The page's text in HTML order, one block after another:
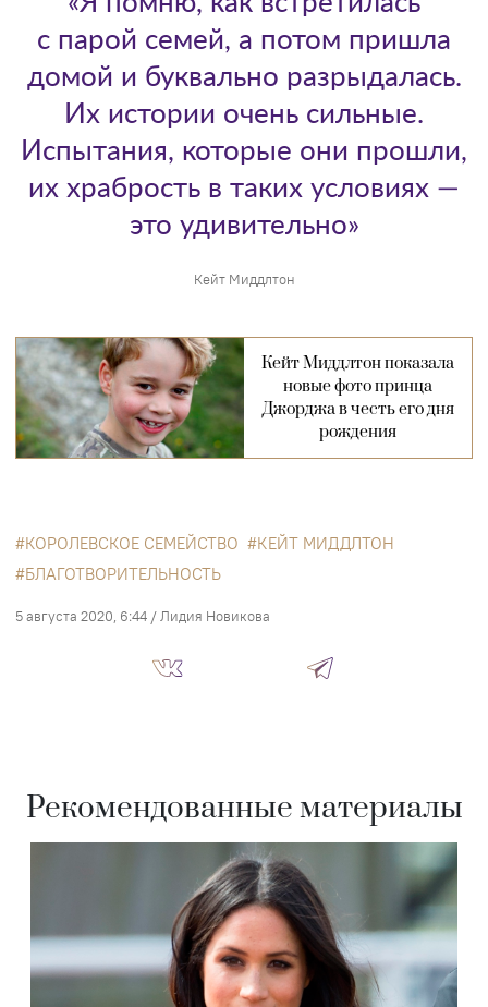
Кейт Миддлтон
с парой семей, а потом пришла
домой и буквально разрыдалась.
Их истории очень сильные.
Испытания, которые они прошли,
их храбрость в таких условиях —
это удивительно»
Кейт Миддлтон показала
новые фото принца
Джорджа в честь его дня
рождения
КОРОЛЕВСКОЕ СЕМЕЙСТВО
КЕЙТ МИДДЛТОН
БЛАГОТВОРИТЕЛЬНОСТЬ
5 августа 2020, 6:44 / Лидия Новикова
Рекомендованные материалы